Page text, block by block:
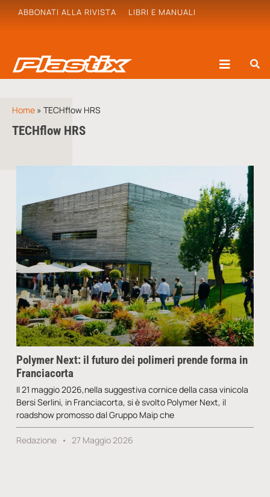
ABBONATI ALLA RIVISTA LIBRI E MANUALI
Home » TECHflow HRS
TECHflow HRS
Polymer Next: il futuro dei polimeri prende forma in
Franciacorta
Il 21 maggio 2026,nella suggestiva cornice della casa vinicola
Bersi Serlini, in Franciacorta, si è svolto Polymer Next, il
roadshow promosso dal Gruppo Maip che
Redazione 27 Maggio 2026